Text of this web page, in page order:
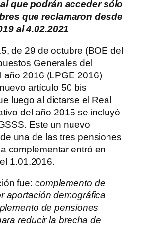
que podrán acceder sólo
que reclamaron desde
al 4.02.2021
de 29 de octubre (BOE del
Generales del
año 2016 (LPGE 2016)
artículo 50 bis
luego al dictarse el Real
del año 2015 se incluyó
Este un nuevo
una de las tres pensiones
complementar entró en
1.01.2016.
fue: complemento de
aportación demográfica
de pensiones
reducir la brecha de